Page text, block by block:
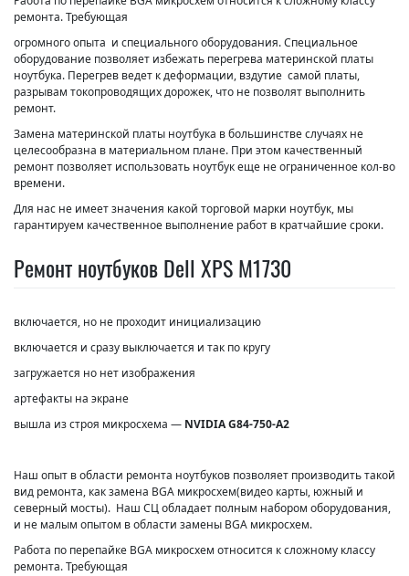
ремонта. Требующая
огромного опыта и специального оборудования. Специальное
оборудование позволяет избежать перегрева материнской платы
ноутбука. Перегрев ведет к деформации, вздутие самой платы,
разрывам токопроводящих дорожек, что не позволят выполнить
ремонт.
Замена материнской платы ноутбука в большинстве случаях не
целесообразна в материальном плане. При этом качественный
ремонт позволяет использовать ноутбук еще не ограниченное кол-во
времени.
Для нас не имеет значения какой торговой марки ноутбук, мы
гарантируем качественное выполнение работ в кратчайшие сроки.
Ремонт ноутбуков Dell XPS M1730
включается, но не проходит инициализацию
включается и сразу выключается и так по кругу
загружается но нет изображения
артефакты на экране
вышла из строя микросхема — NVIDIA G84-750-A2
Наш опыт в области ремонта ноутбуков позволяет производить такой
вид ремонта, как замена BGA микросхем(видео карты, южный и
северный мосты). Наш СЦ обладает полным набором оборудования,
и не малым опытом в области замены BGA микросхем.
Работа по перепайке BGA микросхем относится к сложному классу
ремонта. Требующая